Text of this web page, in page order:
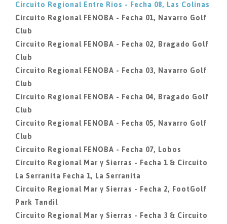
Circuito Regional Entre Rios - Fecha 08, Las Colinas
Circuito Regional FENOBA - Fecha 01, Navarro Golf
Club
Circuito Regional FENOBA - Fecha 02, Bragado Golf
Club
Circuito Regional FENOBA - Fecha 03, Navarro Golf
Club
Circuito Regional FENOBA - Fecha 04, Bragado Golf
Club
Circuito Regional FENOBA - Fecha 05, Navarro Golf
Club
Circuito Regional FENOBA - Fecha 07, Lobos
Circuito Regional Mar y Sierras - Fecha 1 & Circuito
La Serranita Fecha 1, La Serranita
Circuito Regional Mar y Sierras - Fecha 2, FootGolf
Park Tandil
Circuito Regional Mar y Sierras - Fecha 3 & Circuito